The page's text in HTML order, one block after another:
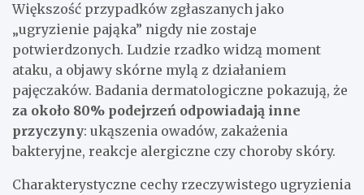
Większość przypadków zgłaszanych jako
„ugryzienie pająka” nigdy nie zostaje
potwierdzonych. Ludzie rzadko widzą moment
ataku, a objawy skórne mylą z działaniem
pajęczaków. Badania dermatologiczne pokazują, że
za około 80% podejrzeń odpowiadają inne
przyczyny: ukąszenia owadów, zakażenia
bakteryjne, reakcje alergiczne czy choroby skóry.
Charakterystyczne cechy rzeczywistego ugryzienia